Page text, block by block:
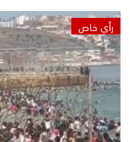
رأي خاص